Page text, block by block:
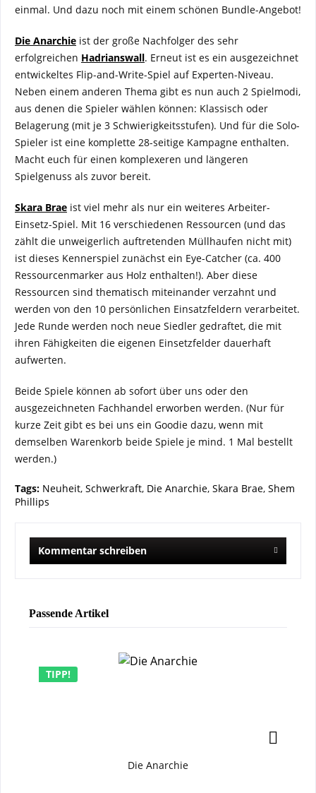
einmal. Und dazu noch mit einem schönen Bundle-Angebot!
Die Anarchie ist der große Nachfolger des sehr
erfolgreichen Hadrianswall. Erneut ist es ein ausgezeichnet
entwickeltes Flip-and-Write-Spiel auf Experten-Niveau.
Neben einem anderen Thema gibt es nun auch 2 Spielmodi,
aus denen die Spieler wählen können: Klassisch oder
Belagerung (mit je 3 Schwierigkeitsstufen). Und für die Solo-
Spieler ist eine komplette 28-seitige Kampagne enthalten.
Macht euch für einen komplexeren und längeren
Spielgenuss als zuvor bereit.
Skara Brae ist viel mehr als nur ein weiteres Arbeiter-
Einsetz-Spiel. Mit 16 verschiedenen Ressourcen (und das
zählt die unweigerlich auftretenden Müllhaufen nicht mit)
ist dieses Kennerspiel zunächst ein Eye-Catcher (ca. 400
Ressourcenmarker aus Holz enthalten!). Aber diese
Ressourcen sind thematisch miteinander verzahnt und
werden von den 10 persönlichen Einsatzfeldern verarbeitet.
Jede Runde werden noch neue Siedler gedraftet, die mit
ihren Fähigkeiten die eigenen Einsetzfelder dauerhaft
aufwerten.
Beide Spiele können ab sofort über uns oder den
ausgezeichneten Fachhandel erworben werden. (Nur für
kurze Zeit gibt es bei uns ein Goodie dazu, wenn mit
demselben Warenkorb beide Spiele je mind. 1 Mal bestellt
werden.)
Tags: Neuheit, Schwerkraft, Die Anarchie, Skara Brae, Shem
Phillips
Kommentar schreiben
Passende Artikel
TIPP!
Die Anarchie